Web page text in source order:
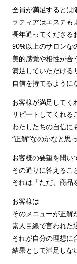
全員が満足するとは
ラティアはエステも
長年通ってくださる
90%以上のサロンな
美的感覚や相性が合
満足していただける
自信を持てるように
お客様が満足してく
リピートしてくれる
わたしたちの自信に
“正解”なのかなと思
お客様の要望を聞い
その通りに答えるこ
それは「ただ、商品
お客様は
そのメニューが正解
素人目線で言われた
それが自分の理想に
結果として満足しな